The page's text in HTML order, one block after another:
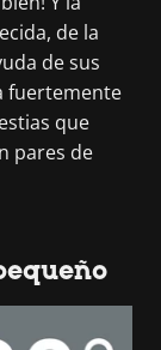
de la
de sus
fuertemente
que
pares de